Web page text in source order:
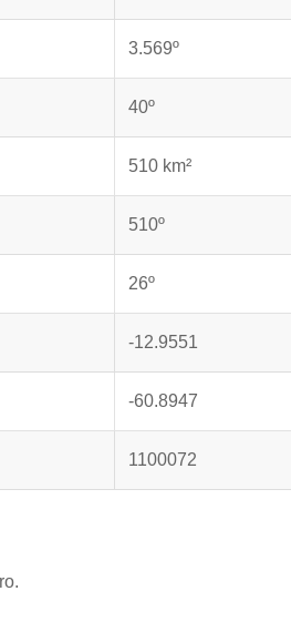
3.569º
40º
510 km²
510º
26º
-12.9551
-60.8947
1100072